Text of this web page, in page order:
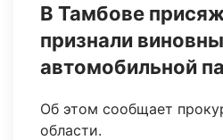
В Тамбове
признали
автомобильной
Об этом сообщает
области.